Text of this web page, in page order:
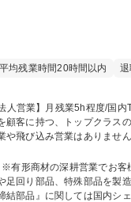
均残業時間20時間以内 退
客に持つ、トップクラス
飛び込み営業はありま
※顧客エリア:関東/名古屋/
営業】月残業5h程度/国内TOP
営業でお客様との関係性構築に強
回り部品、特殊部品を製
結部品』に関しては国内